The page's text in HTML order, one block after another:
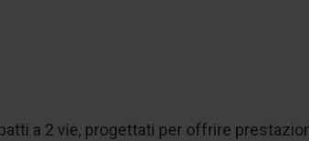
a 2 vie, progettati per offrire